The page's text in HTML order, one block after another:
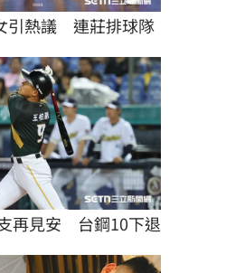
引熱議　連莊排球隊
再見安　台鋼10下退